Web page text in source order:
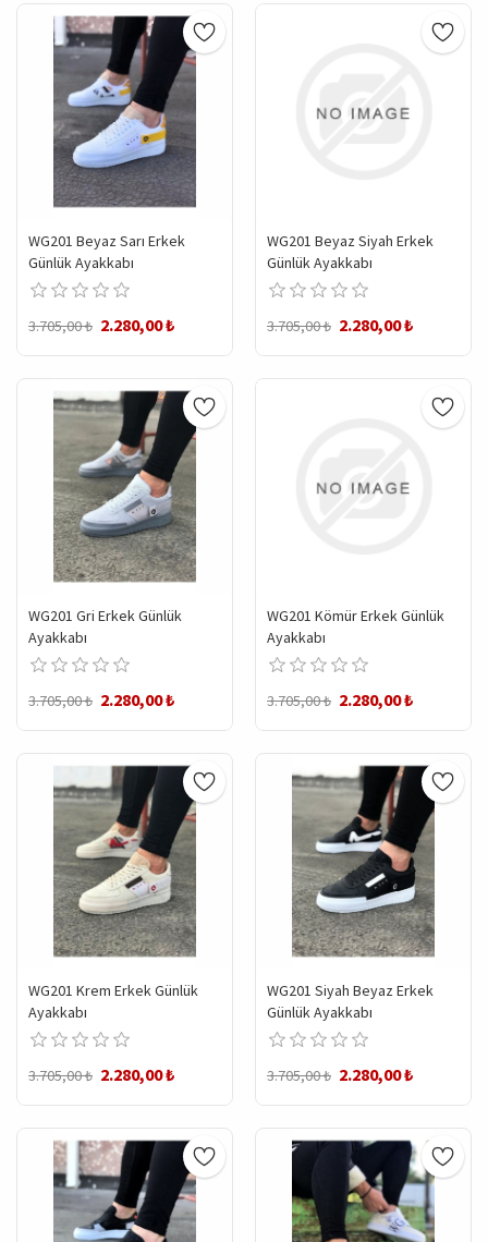
WG201 Beyaz Sarı Erkek
Günlük Ayakkabı
3.705,00 ₺ 2.280,00 ₺
WG201 Beyaz Siyah Erkek
Günlük Ayakkabı
3.705,00 ₺ 2.280,00 ₺
WG201 Gri Erkek Günlük
Ayakkabı
3.705,00 ₺ 2.280,00 ₺
WG201 Kömür Erkek Günlük
Ayakkabı
3.705,00 ₺ 2.280,00 ₺
WG201 Krem Erkek Günlük
Ayakkabı
3.705,00 ₺ 2.280,00 ₺
WG201 Siyah Beyaz Erkek
Günlük Ayakkabı
3.705,00 ₺ 2.280,00 ₺